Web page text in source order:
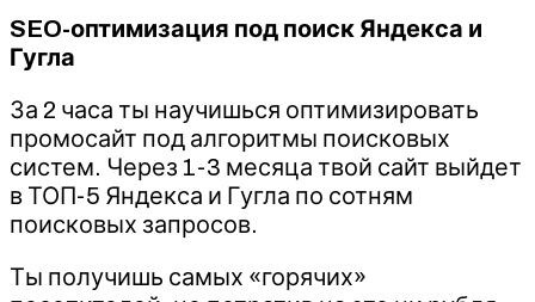
SEO-оптимизация под поиск Яндекса и
Гугла
За 2 часа ты научишься оптимизировать
промосайт под алгоритмы поисковых
систем. Через 1-3 месяца твой сайт выйдет
в ТОП-5 Яндекса и Гугла по сотням
поисковых запросов.
Ты получишь самых «горячих»